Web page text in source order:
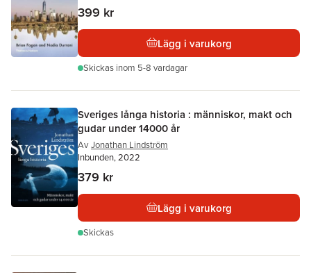
399 kr
Lägg i varukorg
Skickas inom 5-8 vardagar
Sveriges långa historia : människor, makt och
gudar under 14000 år
Av Jonathan Lindström
Inbunden, 2022
379 kr
Lägg i varukorg
Skickas